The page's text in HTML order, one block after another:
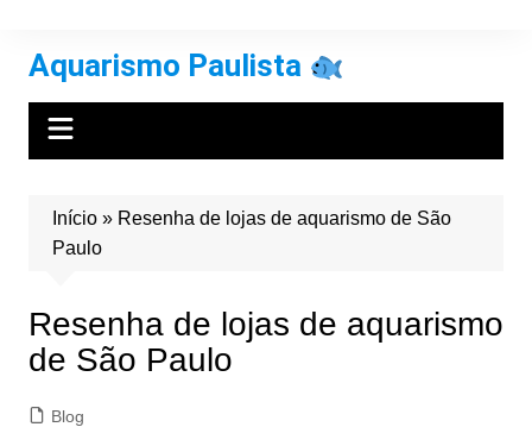
conteúdo
Aquarismo Paulista
Início» Resenha de lojas de aquarismo de São
Paulo
Resenha de lojas de aquarismo
de São Paulo
Blog